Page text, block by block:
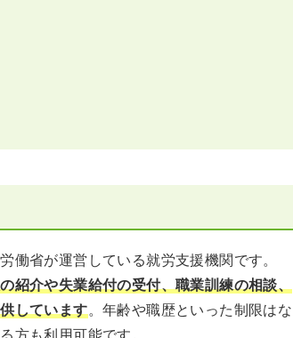
働省が運営している就労支援機関です。
紹介や失業給付の受付、職業訓練の相談、
しています。年齢や職歴といった制限はな